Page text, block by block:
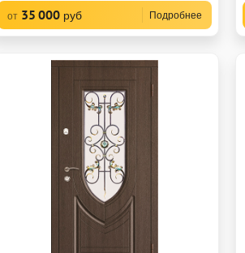
от 35 000 руб Подробнее